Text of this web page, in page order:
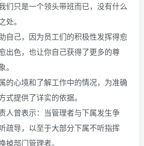
们只是一个领头带班而已，没有什么
。
自己，因为员工们的积极性发挥得愈
出色，也让你自己获得了更多的尊
的心境和了解工作中的情况，为准确
式提供了详实的依据。
人曾表示：当管理者与下属发生争
疏导，以至于大部分下属不听指挥
掉部门管理者。